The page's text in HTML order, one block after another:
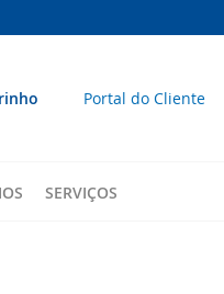
Portal do Cliente
SERVIÇOS